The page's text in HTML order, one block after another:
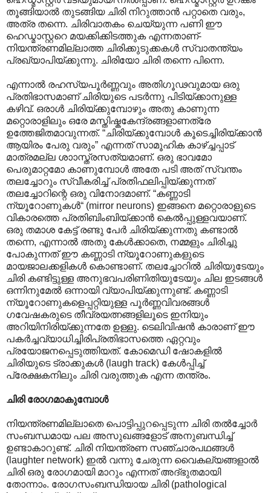
തൂങ്ങിയാൽ തുടങ്ങിയ ചിരി നിറുത്താൻ പറ്റാതെ വരും,
അത്ര തന്നെ. ചിരിവാതകം ചെയ്യുന്ന പണി ഈ
ഹെഡ്മാസ്റ്ററെ മയക്കിക്കിടത്തുക എന്നതാണ്-
നിയന്ത്രണമില്ലാത്ത ചിരിക്കുടുക്കകൾ സ്വാതന്ത്യം
പ്രഖ്യാ‍പിയ്ക്കുന്നു. ചിരിയോ ചിരി തന്നെ പിന്നെ.
എന്നാൽ രഹസ്യപൂർണ്ണവും അതിഗൂഢവുമായ ഒരു
പ്രതിഭാസമാണ് ചിരിയുടെ പടർന്നു പിടിയ്ക്കാനുള്ള
കഴിവ്. ഒരാൾ ചിരിയ്ക്കുമ്പോഴും അതു കാണുന്ന
മറ്റൊരാളിലും ഒരേ മസ്തിഷ്കകേന്ദ്രങ്ങളാണത്രേ
ഉത്തേജിതമാവുന്നത്. “ചിരിയ്ക്കുമ്പോൾ കൂടെച്ചിരിയ്ക്കാൻ
ആയിരം പേരു വരും” എന്നത് സാമൂഹിക കാഴ്ച്ചപ്പാട്
മാത്രമല്ല ശാ‍ാസ്ത്രസത്യമാണ്. ഒരു ഭാവമോ
പെരുമാറ്റമോ കാണുമ്പോൾ അതേ പടി അത് സ്വന്തം
തലച്ചോറും സ്വീകരിച്ച് പ്രതിഫലിപ്പിയ്ക്കുന്നത്
തലച്ചോറിന്റെ ഒരു വിനോദമാണ്. “കണ്ണാടി
ന്യൂറോണുകൾ“ (mirror neurons) ഇങ്ങനെ മറ്റൊരാളുടെ
വികാരത്തെ പ്രതിബിംബിയ്ക്കാൻ കെൽ‌പ്പുള്ളവയാണ്.
ഒരു തമാശ കേട്ട് രണ്ടു പേർ ചിരിയ്ക്കുന്നതു കണ്ടാൽ
തന്നെ, എന്നാൽ അതു കേൾക്കാതെ, നമ്മളും ചിരിച്ചു
പോകുന്നത് ഈ കണ്ണാടി ന്യൂറോണുകളുടെ
മായജാലക്കളികൾ കൊണ്ടാണ്. തലച്ചോറിൽ ചിരിയുടേയും
ചിരി കണ്ടിട്ടുള്ള അനുഭവപരിണിതിയുടേയും ചില ഇടങ്ങൾ
ഒന്നിനുമേൽ ഒന്നാ‍യി വ്യാപിയ്ക്കുന്നുണ്ട്. കണ്ണാടി
ന്യൂറോണുകളെപ്പറ്റിയുള്ള പൂർണ്ണവിവരങ്ങൾ
ഗവേഷകരുടെ തീവ്രയത്നങ്ങളിലൂടെ ഇനിയും
അറിയിനിരിയ്ക്കുന്നതേ ഉള്ളു. ടെലിവിഷൻ കാരാണ് ഈ
പകർച്ചവ്യാധിച്ചിരിപ്രതിഭാസത്തെ ഏറ്റവും
പ്രയോജനപ്പെടുത്തിയത്. കോമെഡി ഷോകളിൽ
ചിരിയുടെ ട്രാക്കുകൾ (laugh track) കേൾ‌പ്പിച്ച്
പ്രേക്ഷകനിലും ചിരി വരുത്തുക എന്ന തന്ത്രം.
ചിരി രോഗമാകുമ്പോൾ
നിയന്ത്രണമില്ലാതെ പൊട്ടിപ്പുറപ്പെടുന്ന ചിരി തൽച്ചോർ
സംബന്ധമായ പല അസുഖങ്ങളോട് അനുബന്ധിച്ച്
ഉണ്ടാകാറുണ്ട്. ചിരി നിയന്ത്രണ സഞ്ചാരപഥങ്ങൾ
(laughter network) ഇൽ വന്നു ചേരുന്ന വൈകല്യങ്ങളാൽ
ചിരി ഒരു രോഗമായി മാറും എന്നത് അദ്ഭുതമായി
തോന്നാം. രോഗസംബന്ധിയായ ചിരി (pathological